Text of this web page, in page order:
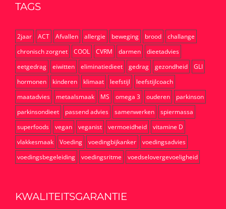
TAGS
2jaar ACT Afvallen allergie beweging brood
challange
chronisch zorgnet
COOL CVRM darmen
dieetadvies
eetgedrag
eiwitten eliminatiedieet gedrag gezondheid
GLI
hormonen
kinderen klimaat leefstijl
leefstijlcoach
maatadvies
metaalsmaak MS omega 3 ouderen
parkinson
parkinsondieet
passend advies samenwerken
spiermassa
superfoods
vegan veganist vermoeidheid
vitamine D
vlakkesmaak
Voeding voedingbijkanker
voedingsadvies
voedingsbegeleiding
voedingsritme voedselovergevoeligheid
KWALITEITSGARANTIE